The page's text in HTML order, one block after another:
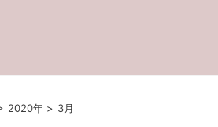
2020年 > 3月